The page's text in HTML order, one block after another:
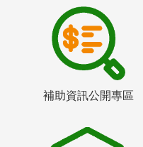
補助資訊公開專區